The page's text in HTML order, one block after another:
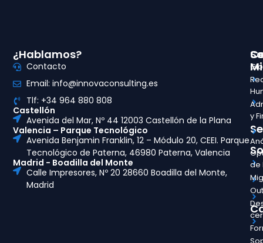
y
de
¿Hablamos?
Contacto
Email: info@innovaconsulting.es
Tlf: +34 964 880 808
Castellón
Avenida del Mar, Nº 44 12003 Castellón de la Plana
Valencia – Parque Tecnológico
Avenida Benjamin Franklin, 12 – Módulo 20, CEEI. Parque
Tecnológico de Paterna, 46980 Paterna, Valencia
Madrid - Boadilla del Monte
Calle Impresores, Nº 20 28660 Boadilla del Monte,
Madrid